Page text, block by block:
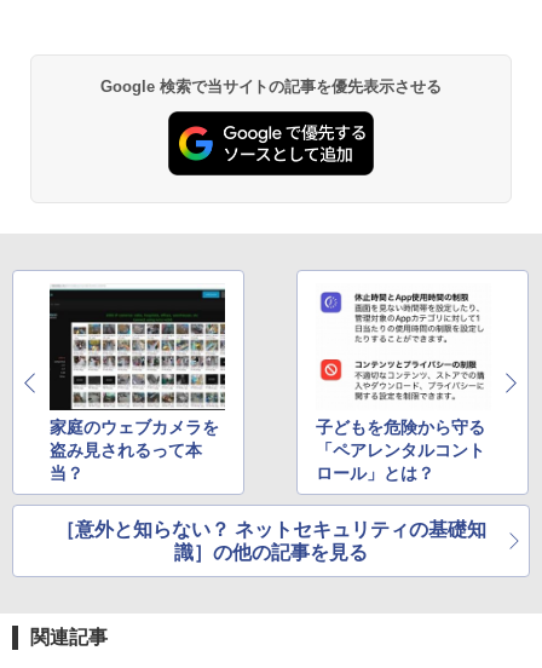
Google 検索で当サイトの記事を優先表示させる
家庭のウェブカメラを
盗み見されるって本
当？
子どもを危険から守る
「ペアレンタルコント
ロール」とは？
［意外と知らない？ ネットセキュリティの基礎知
識］の他の記事を見る
関連記事